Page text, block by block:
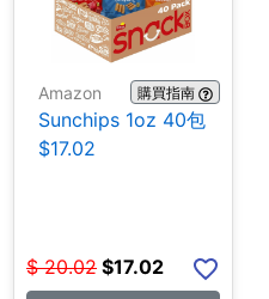
Amazon 購買指南
Sunchips 1oz 40包
$17.02
$ 20.02 $17.02